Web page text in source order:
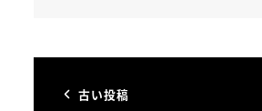
古い投稿